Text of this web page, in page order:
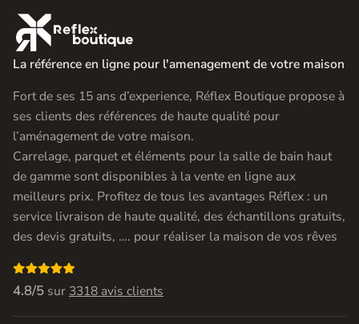

La référence en ligne pour l'amenagement de votre maison
Fort de ses 15 ans d’experience, Réflex Boutique propose à
ses clients des références de haute qualité pour
l’aménagement de votre maison.
Carrelage, parquet et éléments pour la salle de bain haut
de gamme sont disponibles à la vente en ligne aux
meilleurs prix. Profitez de tous les avantages Réflex : un
service livraison de haute qualité, des échantillons gratuits,
des devis gratuits, …. pour réaliser la maison de vos rêves

4.8/5 sur 3318 avis clients